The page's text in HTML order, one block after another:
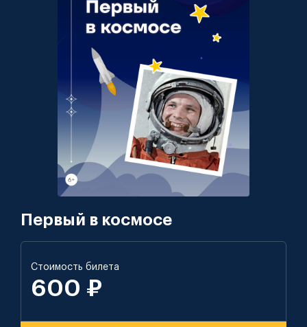
Первый в космосе
Стоимость билета
600 ₽